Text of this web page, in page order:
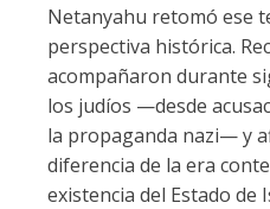
Netanyahu retomó ese
perspectiva histórica.
acompañaron durante
los judíos —desde
la propaganda nazi— y
diferencia de la era
existencia del Estado de